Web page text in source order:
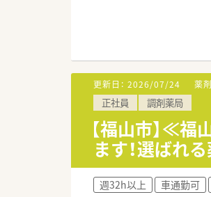
調剤薬局
今後広島
■「地域の
そのため、
関われる
薬剤師一人
「専属薬剤
そのため、
併設店での
幅広い知識
■基本的に
有給取得
■資格 ：
10：00～14
※1年単位
■休日 ：年
■福利厚生
薬剤師手当
＜こんな薬
■福山駅か
＜設備も充
更新日： 2026/07/24 薬
正社員 調剤薬局
【福山市】≪
ます！選ばれ
週32h以上 車通勤可